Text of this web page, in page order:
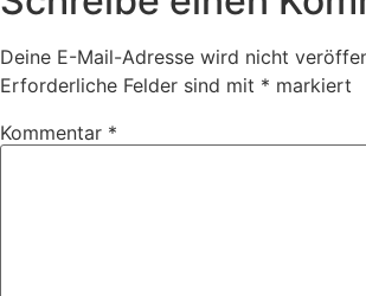
Deine E-Mail-Adresse wird nicht
Erforderliche Felder sind mit * markiert
Kommentar *